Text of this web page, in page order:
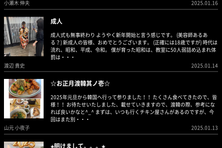
小瀬木 伸夫 2025.01.16
成人
成人式も無事終わり ようやく新年開始と言う感じです。 (美容師あるあ
る？) 新成人の皆様、おめでとうございます。 (正確には18歳ですが) 時代は
流れ、昭和、平成、令和。 僕が育った昭和は、教室に50人弱詰め込まれ体
罰は・・・
渡辺 貴史
2025.01.14
☆お正月渡韓其ノ壱☆
2025年元旦から韓国へ行って参りました！！ たくさん食べてきたので、皆
様！！ お待たせいたしました、載せていきますので、渡韓の際、参考にな
れば良いかなと^_^ まずは、いつも行くチキン屋さんがあるのですが、今
回はまた別・・・
山元 小夜子
2025.01.13
⭐︎明けまして。。。⭐︎